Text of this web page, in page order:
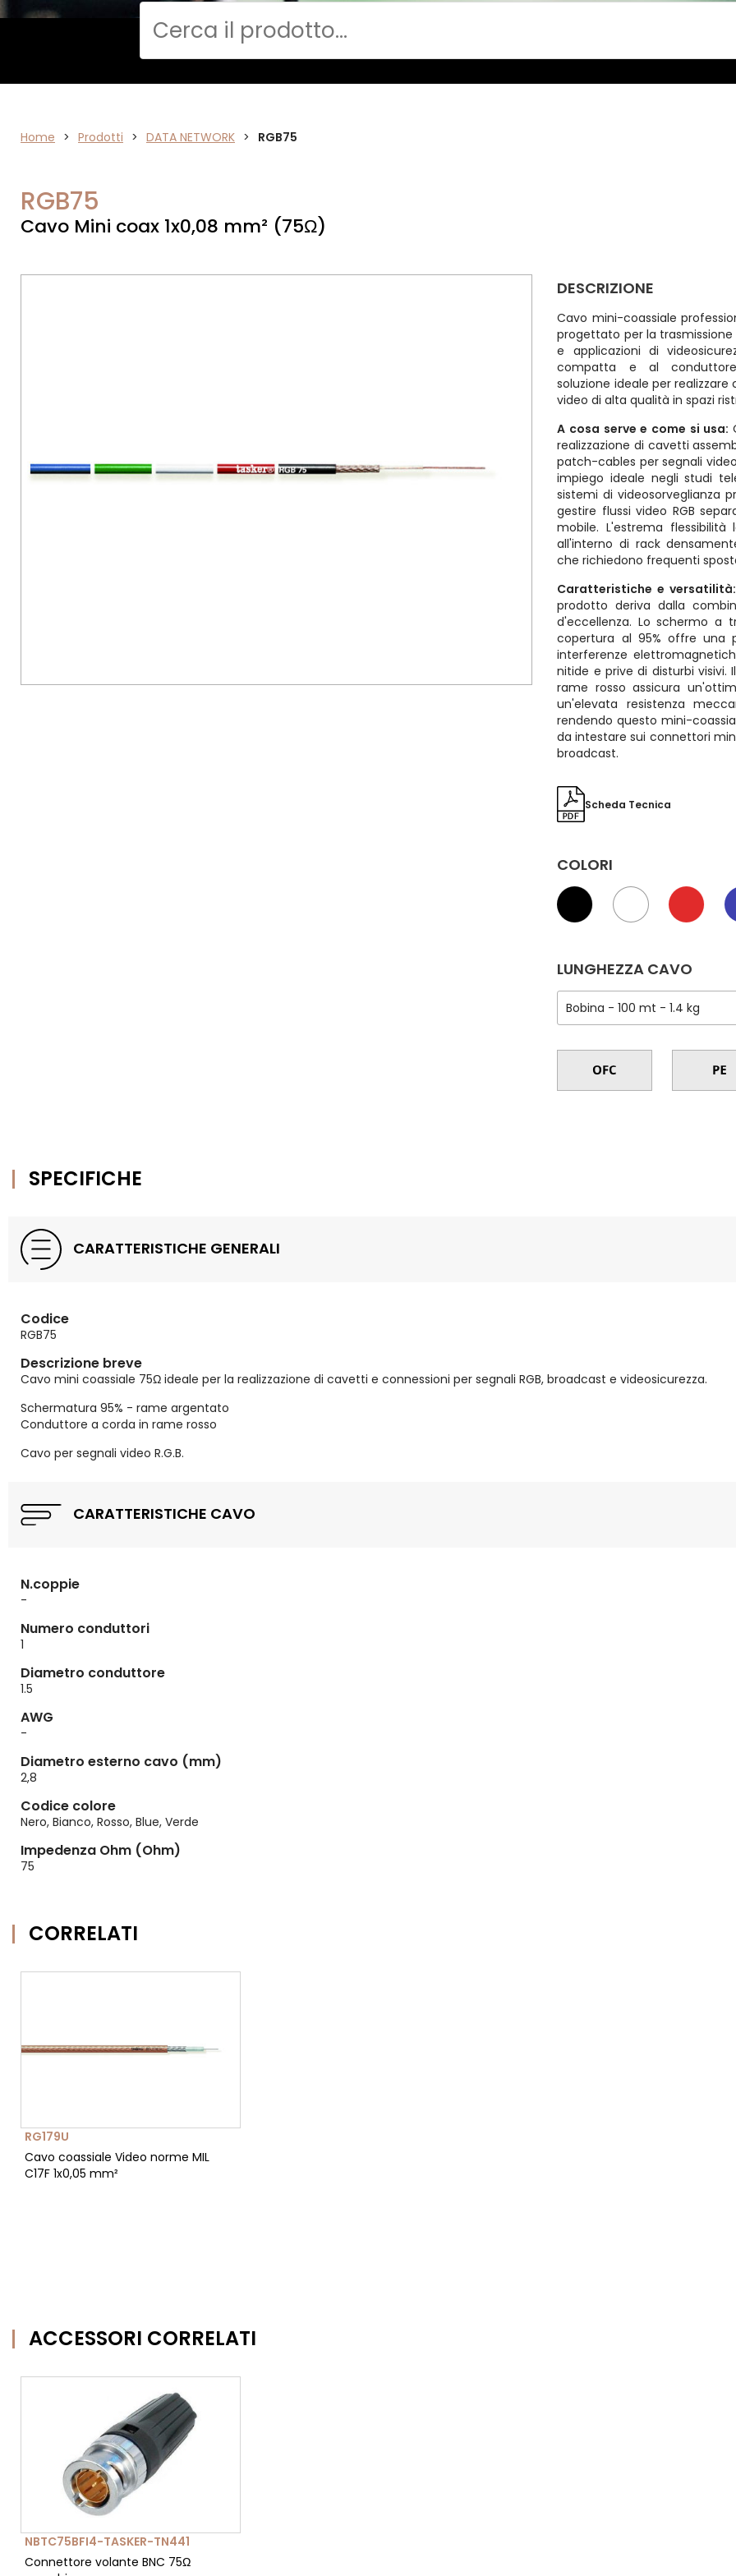
VIDEO
Cerca
Home > Prodotti > DATA NETWORK > RGB75
RGB75
Cavo Mini coax 1x0,08 mm² (75Ω)
DESCRIZIONE
Cavo mini-coassiale
progettato per la trasmissione
e applicazioni di
compatta e al
soluzione ideale per
video di alta qualità in spazi
A cosa serve e come si usa:
realizzazione di cavetti
patch-cables per segnali
impiego ideale negli studi
sistemi di videosorveglianza
gestire flussi video RGB
mobile. L'estrema
all'interno di rack
che richiedono frequenti
Caratteristiche e
prodotto deriva dalla
d'eccellenza. Lo schermo a
copertura al 95% offre una
interferenze
nitide e prive di disturbi
rame rosso assicura
un'elevata resistenza
rendendo questo mini-
da intestare sui connettori
broadcast.
Scheda Tecnica
COLORI
LUNGHEZZA CAVO
SPECIFICHE
CARATTERISTICHE GENERALI
Codice
RGB75
Descrizione breve
Cavo mini coassiale 75Ω ideale per la realizzazione di cavetti e connessioni per segnali RGB, broadcast e videosicurezza.
Schermatura 95% - rame argentato
Conduttore a corda in rame rosso
Cavo per segnali video R.G.B.
CARATTERISTICHE CAVO
N.coppie
-
Numero conduttori
1
Diametro conduttore
1.5
AWG
-
Diametro esterno cavo (mm)
2,8
Codice colore
Nero, Bianco, Rosso, Blue, Verde
Impedenza Ohm (Ohm)
75
CORRELATI
RG179U
Cavo coassiale Video norme MIL
C17F 1x0,05 mm²
ACCESSORI CORRELATI
NBTC75BFI4-TASKER-TN441
Connettore volante BNC 75Ω